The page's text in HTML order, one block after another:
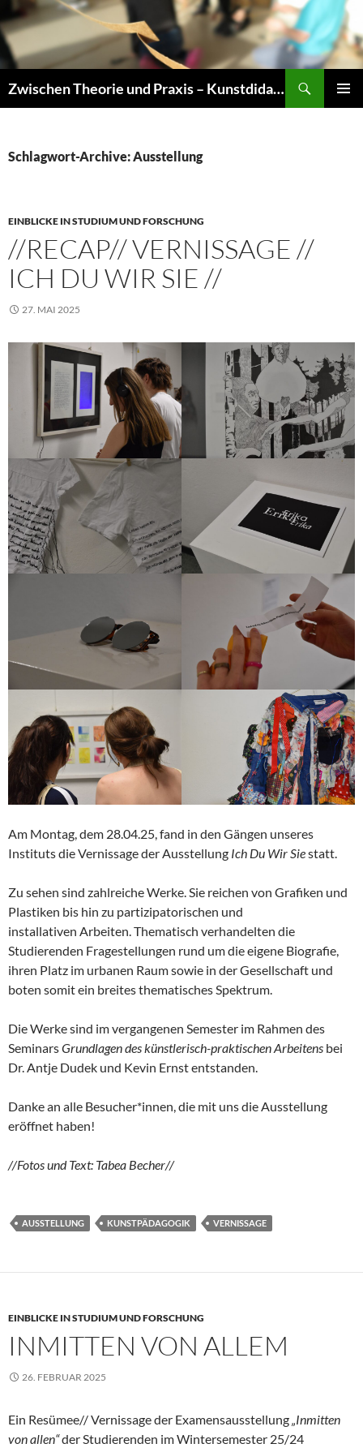
Zum
Inhalt
springen
Zwischen Theorie und Praxis – Kunstdidaktik an der TU Dresden
Schlagwort-Archive: Ausstellung
EINBLICKE IN STUDIUM UND FORSCHUNG
//RECAP// VERNISSAGE //
ICH DU WIR SIE //
27. MAI 2025
Am Montag, dem 28.04.25, fand in den Gängen unseres
Instituts die Vernissage der Ausstellung Ich Du Wir Siestatt.
Zu sehen sind zahlreiche Werke. Sie reichen von Grafiken und
Plastiken bis hin zu partizipatorischen und
installativen Arbeiten. Thematisch verhandelten die
Studierenden Fragestellungen rund um die eigene Biografie,
ihren Platz im urbanen Raum sowie in der Gesellschaft und
boten somit ein breites thematisches Spektrum.
Die Werke sind im vergangenen Semester im Rahmen des
SeminarsGrundlagen des künstlerisch-praktischen Arbeitens bei
Dr. Antje Dudek und Kevin Ernst entstanden.
Danke an alle Besucher*innen, die mit uns die Ausstellung
eröffnet haben!
//Fotos und Text: Tabea Becher//
AUSSTELLUNG KUNSTPÄDAGOGIK VERNISSAGE
EINBLICKE IN STUDIUM UND FORSCHUNG
INMITTEN VON ALLEM
26. FEBRUAR 2025
Ein Resümee// Vernissage der Examensausstellung„Inmitten
von allen“der Studierenden im Wintersemester 25/24